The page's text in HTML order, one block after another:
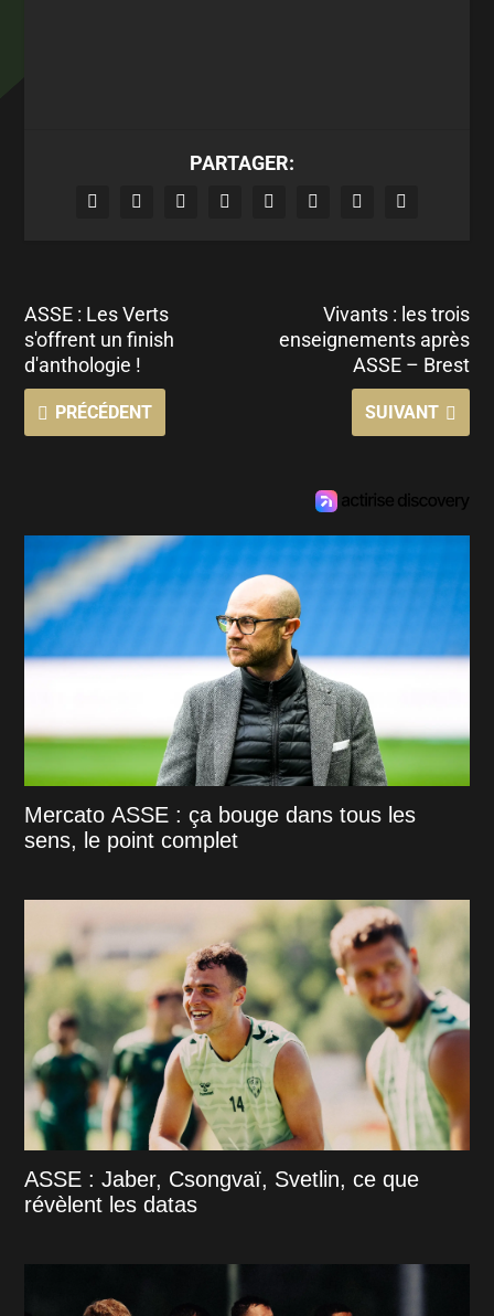
PARTAGER:
ASSE : Les Verts
s'offrent un finish
d'anthologie !
PRÉCÉDENT
Vivants : les trois
enseignements après
ASSE – Brest
SUIVANT
Mercato ASSE : ça bouge dans tous les
sens, le point complet
ASSE : Jaber, Csongvaï, Svetlin, ce que
révèlent les datas